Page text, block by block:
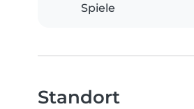
Spiele
Standort